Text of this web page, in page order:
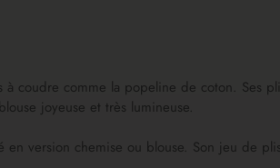
coudre comme la popeline de coton. Ses
joyeuse et très lumineuse.
version chemise ou blouse. Son jeu de